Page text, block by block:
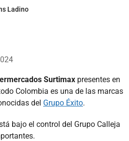
Ladino
Surtimax presentes en
Colombia es una de las marcas
del Grupo Éxito.
bajo el control del Grupo Calleja